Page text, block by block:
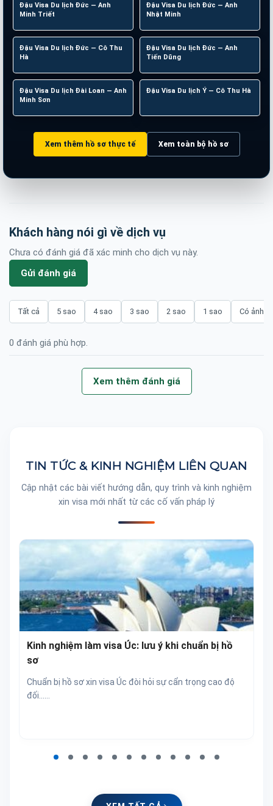
Đậu Visa Du lịch Đức — Anh
Minh Triết
Đậu Visa Du lịch Đức — Anh
Nhật Minh
Đức
Đậu Visa Du lịch Đức — Cô Thu
Hà
Đậu Visa Du lịch Đức — Anh
Tiến Dũng
Đài Loan
Đậu Visa Du lịch Đài Loan — Anh
Minh Sơn
Ý
Đậu Visa Du lịch Ý — Cô Thu Hà
Xem thêm hồ sơ thực tế Xem toàn bộ hồ sơ
Khách hàng nói gì về dịch vụ
Chưa có đánh giá đã xác minh cho dịch vụ này.
Gửi đánh giá
Tất cả 5 sao 4 sao 3 sao 2 sao 1 sao Có ảnh/
0 đánh giá phù hợp.
Xem thêm đánh giá
TIN TỨC & KINH NGHIỆM LIÊN QUAN
Cập nhật các bài viết hướng dẫn, quy trình và kinh nghiệm
xin visa mới nhất từ các cố vấn pháp lý
Kinh nghiệm làm visa Úc: lưu ý khi chuẩn bị hồ
sơ
Chuẩn bị hồ sơ xin visa Úc đòi hỏi sự cẩn trọng cao độ
đối...…